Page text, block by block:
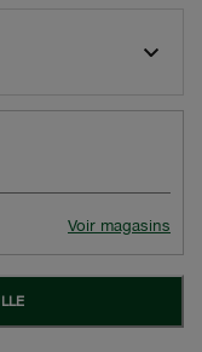
Voir magasins